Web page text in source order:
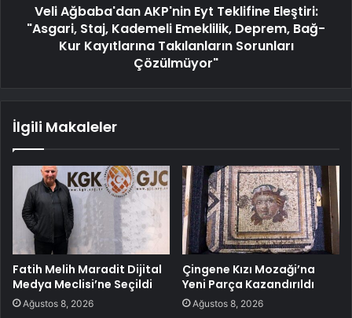
Veli Ağbaba'dan AKP'nin Eyt Teklifine Eleştiri:
"Asgari, Staj, Kademeli Emeklilik, Deprem, Bağ-
Kur Kayıtlarına Takılanların Sorunları
Çözülmüyor"
İlgili Makaleler
Fatih Melih Maradit Dijital
Medya Meclisi’ne Seçildi
Ağustos 8, 2026
Çingene Kızı Mozaği’na
Yeni Parça Kazandırıldı
Ağustos 8, 2026